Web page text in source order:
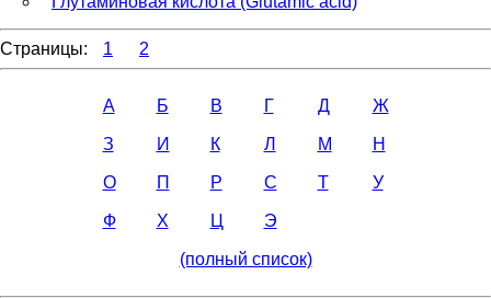
Страницы: 1 2
А Б В Г Д Ж
З И К Л М Н
О П Р С Т У
Ф Х Ц Э
(полный список)